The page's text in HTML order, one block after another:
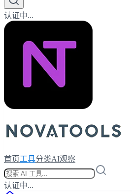
认证中...
首页工具分类AI观察
认证中...